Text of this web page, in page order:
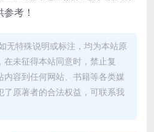
考！
无特殊说明或标注，均为本站原
未征得本站同意时，禁止复
容到任何网站、书籍等各类媒
了原著者的合法权益，可联系我